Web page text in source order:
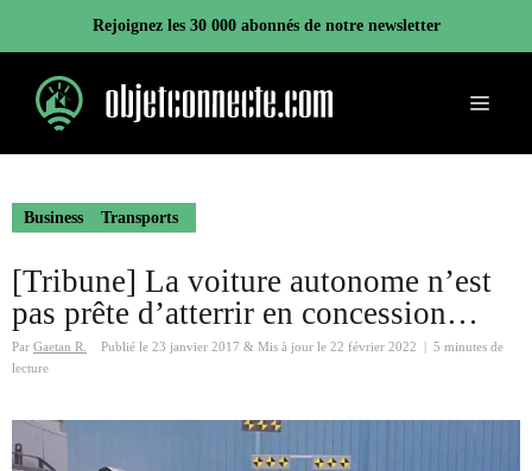
contenu
Rejoignez les 30 000 abonnés de notre newsletter
Menu
Business Transports
[Tribune] La voiture autonome n’est
pas prête d’atterrir en concession…
Par Gaetan R. Publié le 23 janvier 2017 & Mis à jour le 22 février 2022
5 minutes de
lecture